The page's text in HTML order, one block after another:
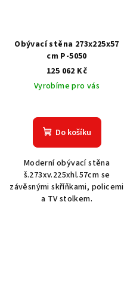
Obývací stěna 273x225x57
cm P-5050
125 062 Kč
Vyrobíme pro vás
Do košíku
Moderní obývací stěna
š.273xv.225xhl.57cm se
závěsnými skříňkami, policemi
a TV stolkem.